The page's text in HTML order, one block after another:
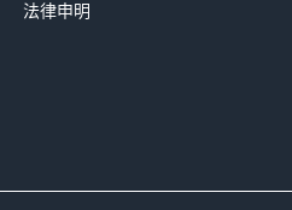
法律申明